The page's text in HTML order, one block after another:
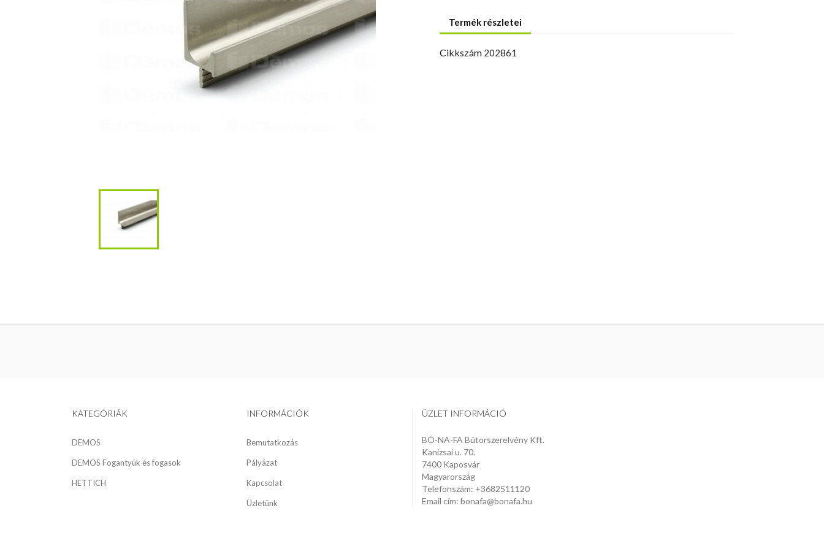
Termék részletei
Cikkszám 202861
KATEGÓRIÁK
DEMOS
DEMOS Fogantyúk és fogasok
HETTICH
INFORMÁCIÓK
Bemutatkozás
Pályázat
Kapcsolat
Üzletünk
ÜZLET INFORMÁCIÓ
BÓ-NA-FA Bútorszerelvény Kft.
Kanizsai u. 70.
7400 Kaposvár
Magyarország
Telefonszám: +3682511120
Email cím: bonafa@bonafa.hu